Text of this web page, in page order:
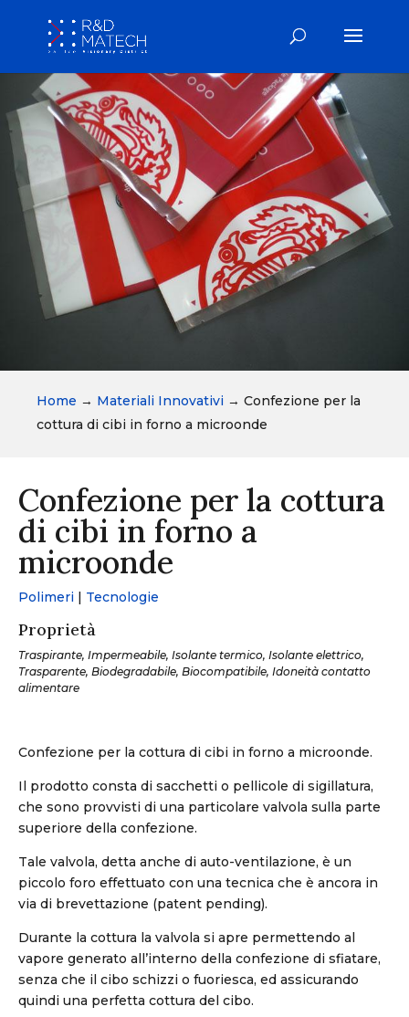
Home → Materiali Innovativi → Confezione per la
cottura di cibi in forno a microonde
Confezione per la cottura
di cibi in forno a
microonde
Polimeri | Tecnologie
Proprietà
Traspirante, Impermeabile, Isolante termico, Isolante elettrico,
Trasparente, Biodegradabile, Biocompatibile, Idoneità contatto
alimentare
Confezione per la cottura di cibi in forno a microonde.
Il prodotto consta di sacchetti o pellicole di sigillatura,
che sono provvisti di una particolare valvola sulla parte
superiore della confezione.
Tale valvola, detta anche di auto-ventilazione, è un
piccolo foro effettuato con una tecnica che è ancora in
via di brevettazione (patent pending).
Durante la cottura la valvola si apre permettendo al
vapore generato all’interno della confezione di sfiatare,
senza che il cibo schizzi o fuoriesca, ed assicurando
quindi una perfetta cottura del cibo.